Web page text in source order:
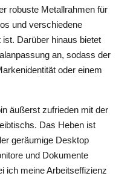
robuste Metallrahmen für
und verschiedene
Darüber hinaus bietet
an, sodass der
oder einem
äußerst zufrieden mit der
Das Heben ist
geräumige Desktop
und Dokumente
ich meine Arbeitseffizienz